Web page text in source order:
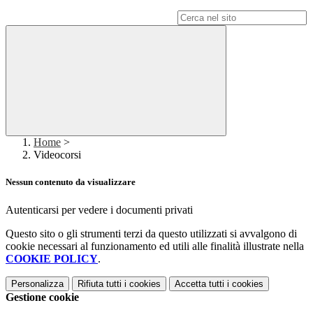
Home >
Videocorsi
Nessun contenuto da visualizzare
Autenticarsi per vedere i documenti privati
Questo sito o gli strumenti terzi da questo utilizzati si avvalgono di
cookie necessari al funzionamento ed utili alle finalità illustrate nella
COOKIE POLICY.
Personalizza Rifiuta tutti i cookies Accetta tutti i cookies
Gestione cookie